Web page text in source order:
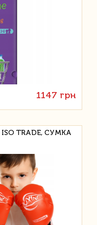
1147 грн
TRADE, СУМКА